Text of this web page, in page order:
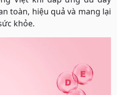
toàn, hiệu quả và mang lại
khỏe.